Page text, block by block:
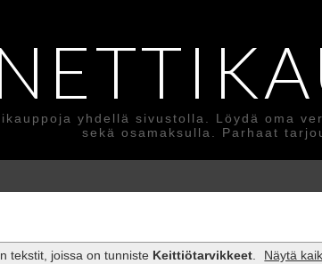
yhdellä sivustolla. Löydä oma
sekä osamaksulla. Parhaat
tekstit, joissa on tunniste Keittiötarvikkeet. Näytä